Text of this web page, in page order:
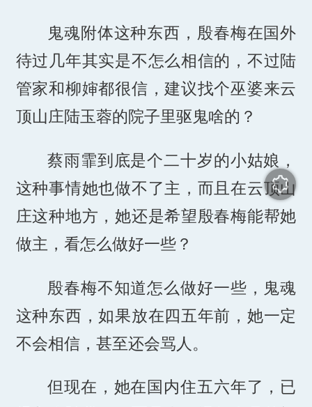
鬼魂附体这种东西，殷春梅在国外
待过几年其实是不怎么相信的，不过陆
管家和柳婶都很信，建议找个巫婆来云
顶山庄陆玉蓉的院子里驱鬼啥的？
蔡雨霏到底是个二十岁的小姑娘，
这种事情她也做不了主，而且在云顶山
庄这种地方，她还是希望殷春梅能帮她
做主，看怎么做好一些？
殷春梅不知道怎么做好一些，鬼魂
这种东西，如果放在四五年前，她一定
不会相信，甚至还会骂人。
但现在，她在国内住五六年了，已